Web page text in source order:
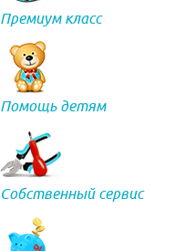
Премиум класс
Помощь детям
Собственный сервис